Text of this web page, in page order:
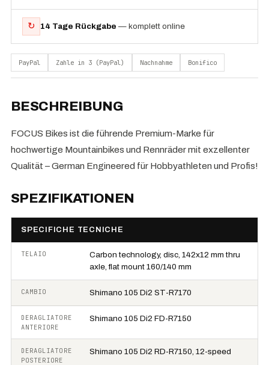
↻ 14 Tage Rückgabe — komplett online
PayPal Zahle in 3 (PayPal) Nachnahme Bonifico
BESCHREIBUNG
FOCUS Bikes ist die führende Premium-Marke für
hochwertige Mountainbikes und Rennräder mit exzellenter
Qualität – German Engineered für Hobbyathleten und Profis!
SPEZIFIKATIONEN
SPECIFICHE TECNICHE
TELAIO
Carbon technology, disc, 142x12 mm thru
axle, flat mount 160/140 mm
CAMBIO Shimano 105 Di2 ST-R7170
DERAGLIATORE
ANTERIORE
Shimano 105 Di2 FD-R7150
DERAGLIATORE
POSTERIORE
Shimano 105 Di2 RD-R7150, 12-speed